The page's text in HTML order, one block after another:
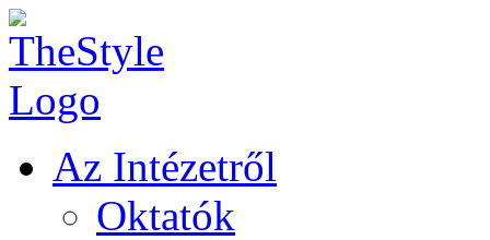
Az Intézetről
Oktatók